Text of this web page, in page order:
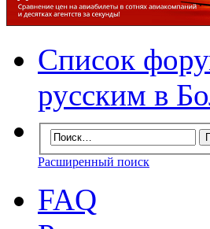
Список
русским в
Расширенный поиск
FAQ